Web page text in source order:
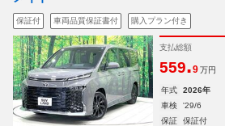
保証付 車両品質保証書付 購入プラン付き
支払総額
559.9 万円
年式 2026年
車検
'29/6
保証
保証付